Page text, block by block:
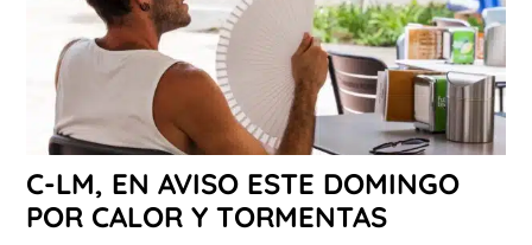
C-LM, EN AVISO ESTE DOMINGO
POR CALOR Y TORMENTAS